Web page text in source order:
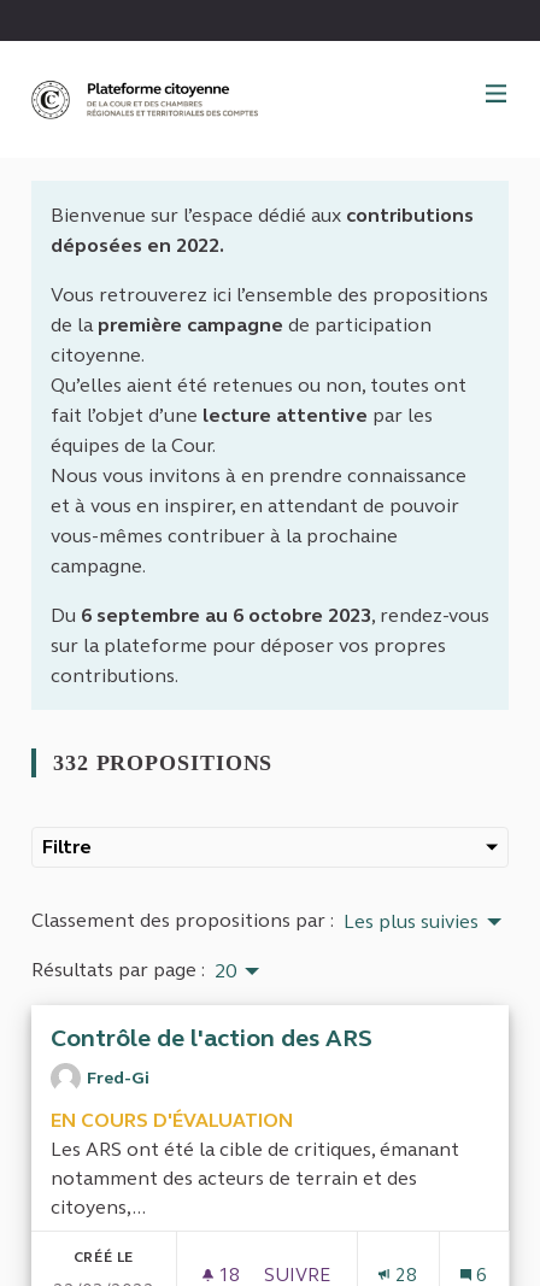
Bienvenue sur l’espace dédié aux contributions
déposées en 2022.
Vous retrouverez ici l’ensemble des propositions
de la première campagne de participation
citoyenne.
Qu’elles aient été retenues ou non, toutes ont
fait l’objet d’une lecture attentive par les
équipes de la Cour.
Nous vous invitons à en prendre connaissance
et à vous en inspirer, en attendant de pouvoir
vous-mêmes contribuer à la prochaine
campagne.
Du 6 septembre au 6 octobre 2023, rendez-vous
sur la plateforme pour déposer vos propres
contributions.
332 PROPOSITIONS
Filtre
Classement des propositions par : Les plus suivies
Résultats par page : 20
Contrôle de l'action des ARS
Fred-Gi
EN COURS D'ÉVALUATION
Les ARS ont été la cible de critiques, émanant
notamment des acteurs de terrain et des
citoyens,...
CRÉÉ LE
18 18 ABONNÉS
SUIVRE
28 6